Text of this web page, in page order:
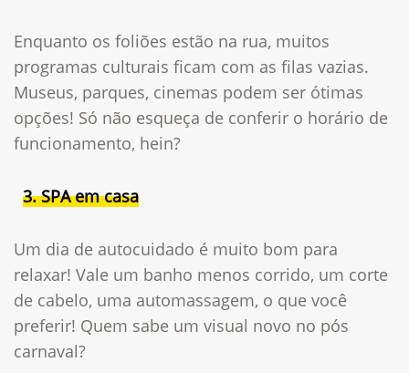
Enquanto os foliões estão na rua, muitos
programas culturais ficam com as filas vazias.
Museus, parques, cinemas podem ser ótimas
opções! Só não esqueça de conferir o horário de
funcionamento, hein?
3. SPA em casa
Um dia de autocuidado é muito bom para
relaxar! Vale um banho menos corrido, um corte
de cabelo, uma automassagem, o que você
preferir! Quem sabe um visual novo no pós
carnaval?